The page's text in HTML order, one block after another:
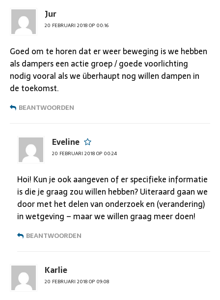
Jur
20 FEBRUARI 2018 OP 00:16
Goed om te horen dat er weer beweging is we hebben
als dampers een actie groep / goede voorlichting
nodig vooral als we überhaupt nog willen dampen in
de toekomst.
BEANTWOORDEN
Eveline
20 FEBRUARI 2018 OP 00:24
Hoi! Kun je ook aangeven of er specifieke informatie
is die je graag zou willen hebben? Uiteraard gaan we
door met het delen van onderzoek en (verandering)
in wetgeving – maar we willen graag meer doen!
BEANTWOORDEN
Karlie
20 FEBRUARI 2018 OP 09:08